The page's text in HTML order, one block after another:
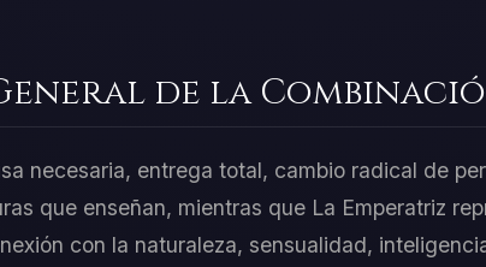
de la
necesaria, entrega total, cambio radical de
que enseñan, mientras que La Emperatriz
con la naturaleza, sensualidad,